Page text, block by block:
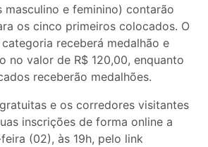
masculino e feminino) contarão
os cinco primeiros colocados. O
receberá medalhão e
no valor de R$ 120,00, enquanto
receberão medalhões.
e os corredores visitantes
inscrições de forma online a
(02), às 19h, pelo link